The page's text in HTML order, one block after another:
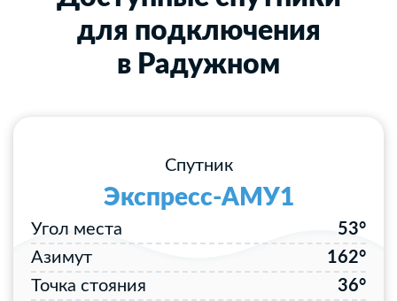
для подключения
в Радужном
Спутник
Экспресс-АМУ1
Угол места
53°
Азимут
162°
Точка стояния
36°